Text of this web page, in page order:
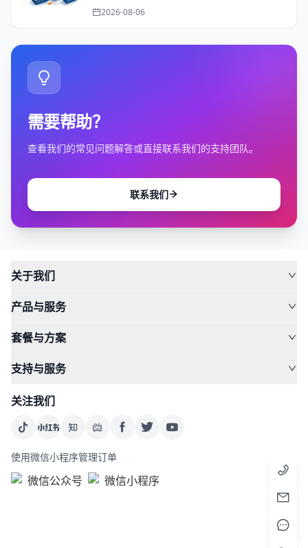
2026-08-06
需要帮助？
查看我们的常见问题解答或直接联系我们的支持团队。
联系我们
关于我们
产品与服务
套餐与方案
支持与服务
关注我们
使用微信小程序管理订单